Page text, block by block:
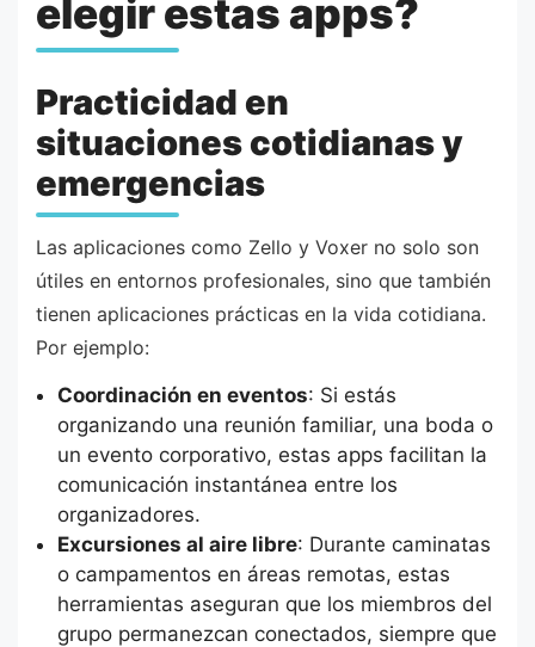
elegir estas apps?
Practicidad en
situaciones cotidianas y
emergencias
Las aplicaciones como Zello y Voxer no solo son
útiles en entornos profesionales, sino que también
tienen aplicaciones prácticas en la vida cotidiana.
Por ejemplo:
Coordinación en eventos: Si estás
organizando una reunión familiar, una boda o
un evento corporativo, estas apps facilitan la
comunicación instantánea entre los
organizadores.
Excursiones al aire libre: Durante caminatas
o campamentos en áreas remotas, estas
herramientas aseguran que los miembros del
grupo permanezcan conectados, siempre que